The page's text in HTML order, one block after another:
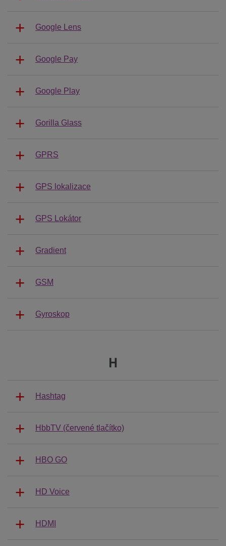
Google Lens
Google Pay
Google Play
Gorilla Glass
GPRS
GPS lokalizace
GPS Lokátor
Gradient
GSM
Gyroskop
H
Hashtag
HbbTV (červené tlačítko)
HBO GO
HD Voice
HDMI